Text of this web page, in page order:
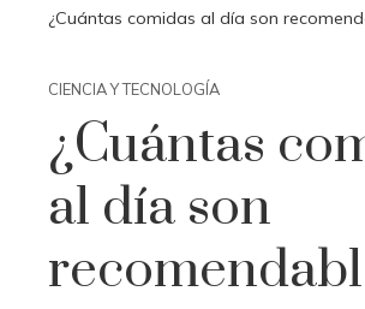
¿Cuántas comidas al día son
CIENCIA Y TECNOLOGÍA
¿Cuántas
al día son